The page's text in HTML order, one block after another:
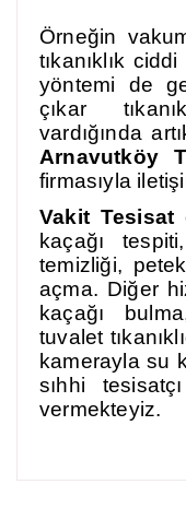
Örneğin
tıkanıklık
yöntemi de
çıkar
vardığında
Arnavutköy
firmasıyla
Vakit Tesisat
kaçağı
temizliği, petek
açma. Diğer
kaçağı
tuvalet
kamerayla su
sıhhi
vermekteyiz.